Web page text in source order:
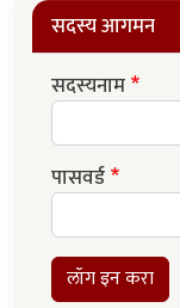
सदस्य आगमन
सदस्यनाम
पासवर्ड
लॉग इन करा